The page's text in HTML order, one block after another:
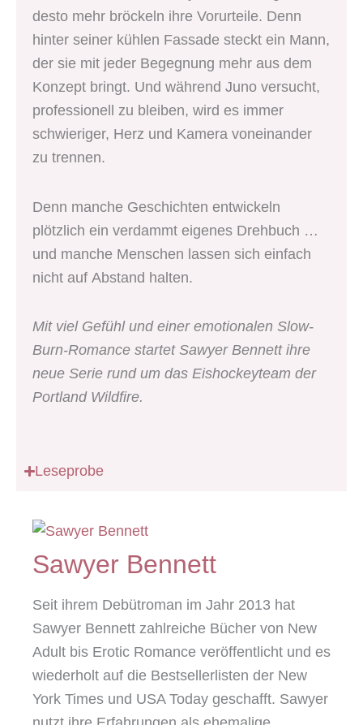
desto mehr bröckeln ihre Vorurteile. Denn
hinter seiner kühlen Fassade steckt ein Mann,
der sie mit jeder Begegnung mehr aus dem
Konzept bringt. Und während Juno versucht,
professionell zu bleiben, wird es immer
schwieriger, Herz und Kamera voneinander
zu trennen.
Denn manche Geschichten entwickeln
plötzlich ein verdammt eigenes Drehbuch …
und manche Menschen lassen sich einfach
nicht auf Abstand halten.
Mit viel Gefühl und einer emotionalen Slow-
Burn-Romance startet Sawyer Bennett ihre
neue Serie rund um das Eishockeyteam der
Portland Wildfire.
Leseprobe
Sawyer Bennett
Seit ihrem Debütroman im Jahr 2013 hat
Sawyer Bennett zahlreiche Bücher von New
Adult bis Erotic Romance veröffentlicht und es
wiederholt auf die Bestsellerlisten der New
York Times und USA Today geschafft. Sawyer